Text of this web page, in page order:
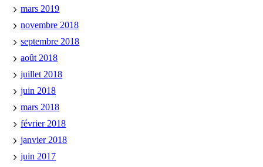
mars 2019
novembre 2018
septembre 2018
août 2018
juillet 2018
juin 2018
mars 2018
février 2018
janvier 2018
juin 2017